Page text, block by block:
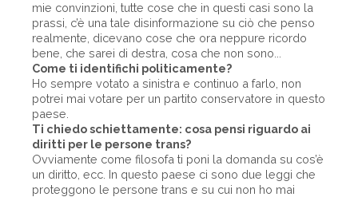
mie convinzioni, tutte cose che in questi casi sono la
prassi, c’è una tale disinformazione su ciò che penso
realmente, dicevano cose che ora neppure ricordo
bene, che sarei di destra, cosa che non sono...
Come ti identifichi politicamente?
Ho sempre votato a sinistra e continuo a farlo, non
potrei mai votare per un partito conservatore in questo
paese.
Ti chiedo schiettamente: cosa pensi riguardo ai
diritti per le persone trans?
Ovviamente come filosofa ti poni la domanda su cos’è
un diritto, ecc. In questo paese ci sono due leggi che
proteggono le persone trans e su cui non ho mai